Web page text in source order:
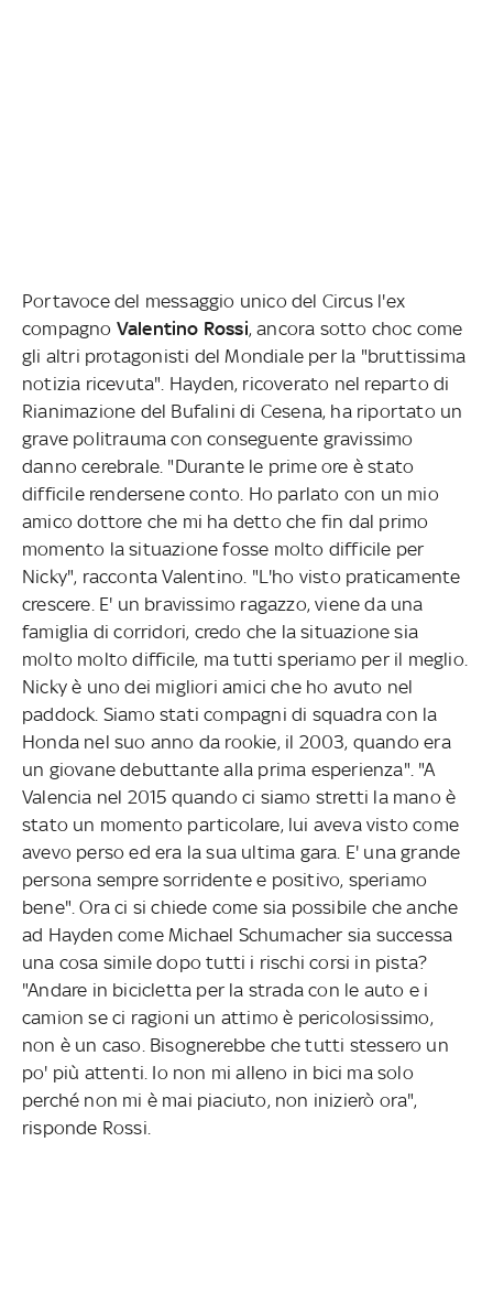
Portavoce del messaggio unico del Circus l'ex
compagno Valentino Rossi, ancora sotto choc come
gli altri protagonisti del Mondiale per la "bruttissima
notizia ricevuta". Hayden, ricoverato nel reparto di
Rianimazione del Bufalini di Cesena, ha riportato un
grave politrauma con conseguente gravissimo
danno cerebrale. "Durante le prime ore è stato
difficile rendersene conto. Ho parlato con un mio
amico dottore che mi ha detto che fin dal primo
momento la situazione fosse molto difficile per
Nicky", racconta Valentino. "L'ho visto praticamente
crescere. E' un bravissimo ragazzo, viene da una
famiglia di corridori, credo che la situazione sia
molto molto difficile, ma tutti speriamo per il meglio.
Nicky è uno dei migliori amici che ho avuto nel
paddock. Siamo stati compagni di squadra con la
Honda nel suo anno da rookie, il 2003, quando era
un giovane debuttante alla prima esperienza". "A
Valencia nel 2015 quando ci siamo stretti la mano è
stato un momento particolare, lui aveva visto come
avevo perso ed era la sua ultima gara. E' una grande
persona sempre sorridente e positivo, speriamo
bene". Ora ci si chiede come sia possibile che anche
ad Hayden come Michael Schumacher sia successa
una cosa simile dopo tutti i rischi corsi in pista?
"Andare in bicicletta per la strada con le auto e i
camion se ci ragioni un attimo è pericolosissimo,
non è un caso. Bisognerebbe che tutti stessero un
po' più attenti. Io non mi alleno in bici ma solo
perché non mi è mai piaciuto, non inizierò ora",
risponde Rossi.